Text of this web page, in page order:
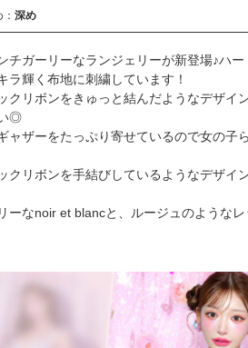
深め
チガーリーなランジェリーが新登場♪ハー
輝く布地に刺繍しています！
クリボンをきゅっと結んだようなデザイ
◎
ャザーをたっぷり寄せているので女の子
クリボンを手結びしているようなデザイ
ーなnoir et blancと、ルージュのようなレ